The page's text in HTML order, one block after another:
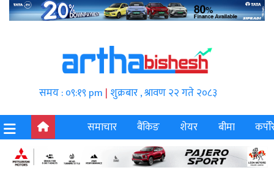
समय : ०९:१९ pm | शुक्रबार , श्रावण २२ गते २०८३
समाचार
बैंकिङ शेयर बीमा